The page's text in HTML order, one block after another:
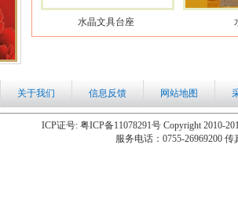
水晶文具台座
关于我们 信息反馈 网站地图
ICP证号: 粤ICP备11078291号 Copyright 2010-
服务电话：0755-26969200 传